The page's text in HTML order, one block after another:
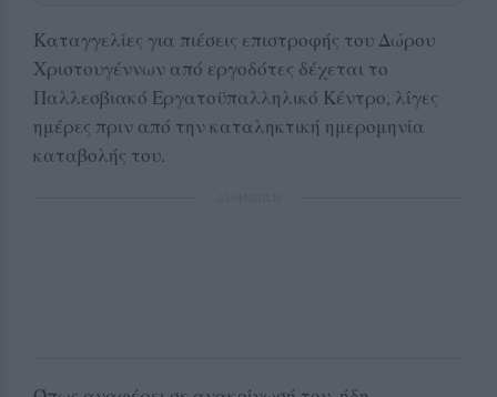
Καταγγελίες για πιέσεις επιστροφής του Δώρου
Χριστουγέννων από εργοδότες δέχεται το
Παλλεσβιακό Εργατοϋπαλληλικό Κέντρο, λίγες
ημέρες πριν από την καταληκτική ημερομηνία
καταβολής του.